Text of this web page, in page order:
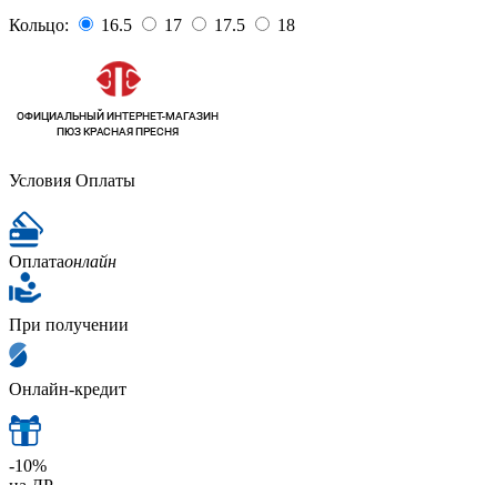
Кольцо:
16.5 17 17.5 18
Условия Оплаты
Оплатаонлайн
При получении
Онлайн-кредит
-10%